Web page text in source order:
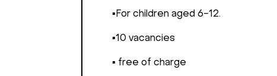
▪️For children aged 6-12.
▪️10 vacancies
▪️ free of charge